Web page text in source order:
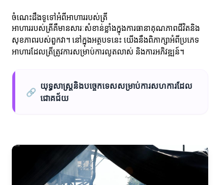
ចំណេះដឹងទូទៅអំពីអាហាររបស់ត្រី
អាហាររបស់ត្រីគឺមានសារៈសំខាន់ខ្លាំងក្នុងការធានាគុណភាពជីវិតនិង
សុខភាពរបស់ពួកវា។ នៅក្នុងអត្ថបទនេះ យើងនឹងពិភាក្សាអំពីប្រភេទ
អាហារដែលត្រីត្រូវការសម្រាប់ការលូតលាស់ និងការអភិវឌ្ឍន៍។
🔗
យុទ្ធសាស្រ្តនិងបច្ចេកទេសសម្រាប់ការសហការដែល
ជោគជ័យ